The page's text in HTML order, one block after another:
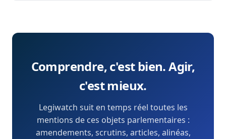
Comprendre, c'est bien. Agir,
c'est mieux.
Legiwatch suit en temps réel toutes les
mentions de ces objets parlementaires :
amendements, scrutins, articles, alinéas,